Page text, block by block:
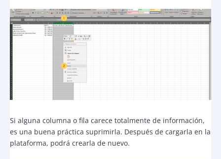
Si alguna columna o fila carece totalmente de información,
es una buena práctica suprimirla. Después de cargarla en la
plataforma, podrá crearla de nuevo.